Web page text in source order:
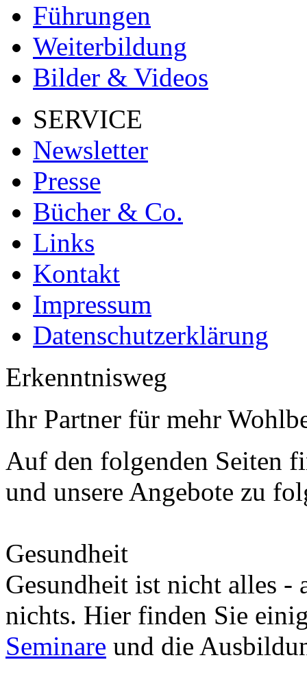
Führungen
Weiterbildung
Bilder & Videos
SERVICE
Newsletter
Presse
Bücher & Co.
Links
Kontakt
Impressum
Datenschutzerklärung
Erkenntnisweg
Ihr Partner für mehr
Auf den folgenden Seiten
und unsere Angebote zu
Gesundheit
Gesundheit ist nicht alles -
nichts. Hier finden Sie
Seminare und die